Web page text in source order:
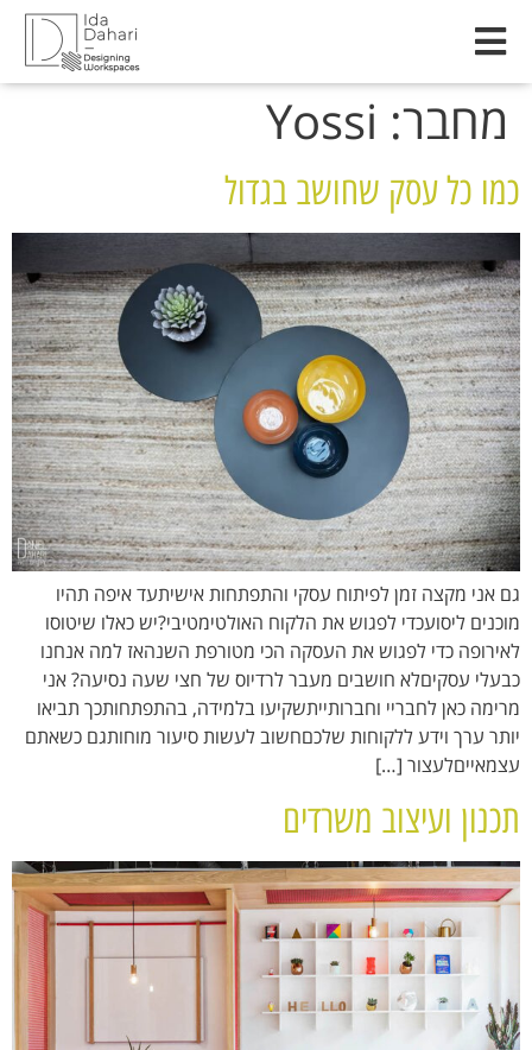
מחבר: Yossi
כמו כל עסק שחושב בגדול
גם אני מקצה זמן לפיתוח עסקי והתפתחות אישיתעד איפה תהיו
מוכנים ליסועכדי לפגוש את הלקוח האולטימטיבי?יש כאלו שיטוסו
לאירופה כדי לפגוש את העסקה הכי מטורפת השנהאז למה אנחנו
כבעלי עסקיםלא חושבים מעבר לרדיוס של חצי שעה נסיעה? אני
מרימה כאן לחבריי וחברותייתשקיעו בלמידה, בהתפתחותכך תביאו
יותר ערך וידע ללקוחות שלכםחשוב לעשות סיעור מוחותגם כשאתם
עצמאייםלעצור […]
תכנון ועיצוב משרדים